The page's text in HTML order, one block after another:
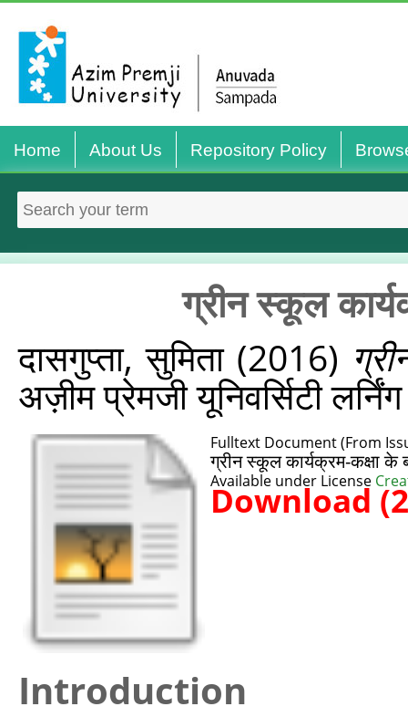
Home About Us Repository Policy
ग्रीन स्कूल
दासगुप्ता, सुमिता(2016)
अज़ीम प्रेमजी यूनिवर्सिटी
Fulltext Document (From
ग्रीन स्कूल कार्यक्रम-कक्षा
Available under License
Download
Introduction